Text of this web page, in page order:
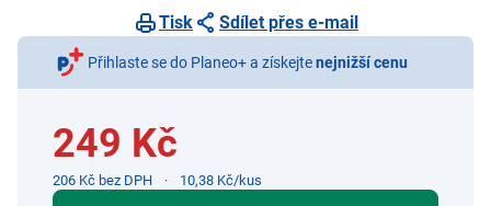
Tisk Sdílet přes e-mail
Přihlaste se do Planeo+ a získejtenejnižší cenu
249 Kč
206 Kč bez DPH 10,38 Kč/kus